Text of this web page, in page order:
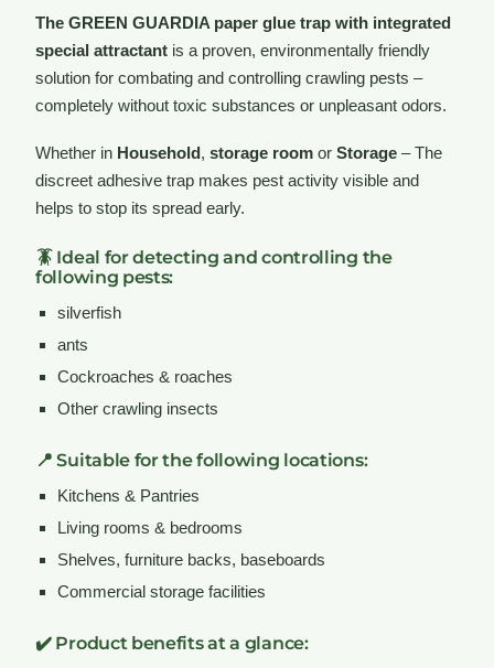
The GREEN GUARDIA paper glue trap with integrated
special attractant is a proven, environmentally friendly
solution for combating and controlling crawling pests –
completely without toxic substances or unpleasant odors.
Whether in Household, storage room or Storage – The
discreet adhesive trap makes pest activity visible and
helps to stop its spread early.
🪳 Ideal for detecting and controlling the
following pests:
silverfish
ants
Cockroaches & roaches
Other crawling insects
📍 Suitable for the following locations:
Kitchens & Pantries
Living rooms & bedrooms
Shelves, furniture backs, baseboards
Commercial storage facilities
✔️ Product benefits at a glance: